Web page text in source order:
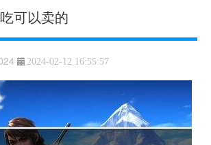
可以卖的
2024-02-12 16:55:57